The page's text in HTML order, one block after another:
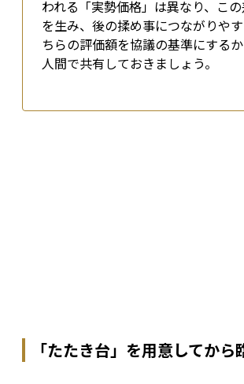
われる「実勢価格」は異なり、こ
を生み、後の揉め事につながりや
ちらの評価額を協議の基準にする
人間で共有しておきましょう。
「たたき台」を用意してから